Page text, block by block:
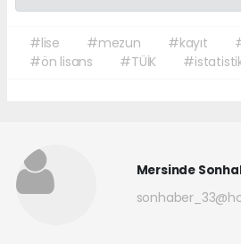
#lise #mezun #kayıt
#ön lisans
#TÜİK
Mersinde